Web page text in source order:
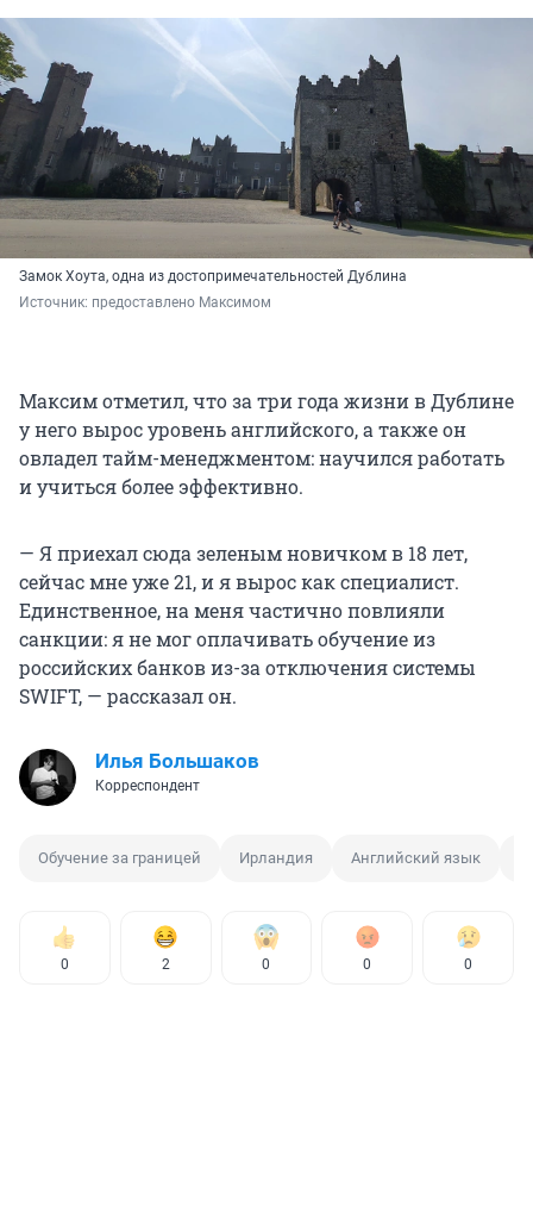
Замок Хоута, одна из достопримечательностей Дублина
Источник: предоставлено Максимом
Максим отметил, что за три года жизни в Дублине
у него вырос уровень английского, а также он
овладел тайм-менеджментом: научился работать
и учиться более эффективно.
— Я приехал сюда зеленым новичком в 18 лет,
сейчас мне уже 21, и я вырос как специалист.
Единственное, на меня частично повлияли
санкции: я не мог оплачивать обучение из
российских банков из-за отключения системы
SWIFT, — рассказал он.
Илья Большаков
Корреспондент
Обучение за границей Ирландия Английский язык
0 2 0 0 0